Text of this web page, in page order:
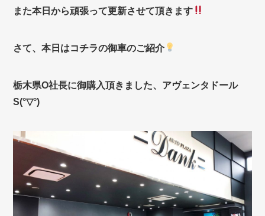
また本日から頑張って更新させて頂きます
さて、本日はコチラの御車のご紹介
栃木県O社長に御購入頂きました、アヴェンタドール
S(°▽°)